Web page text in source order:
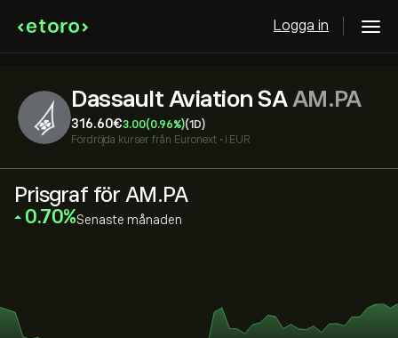
Logga in
Dassault Aviation SAAM.PA
316.60‎€‎3.00(0.96%)(1D)
Fördröjda kurser från Euronext • i EUR
Prisgraf för AM.PA
‎0.70‎ Senaste månaden